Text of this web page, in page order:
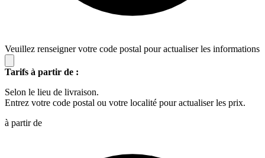
Veuillez renseigner votre code postal pour actualiser les informations
Tarifs à partir de :
Selon le lieu de livraison.
Entrez votre code postal ou votre localité pour actualiser les prix.
à partir de